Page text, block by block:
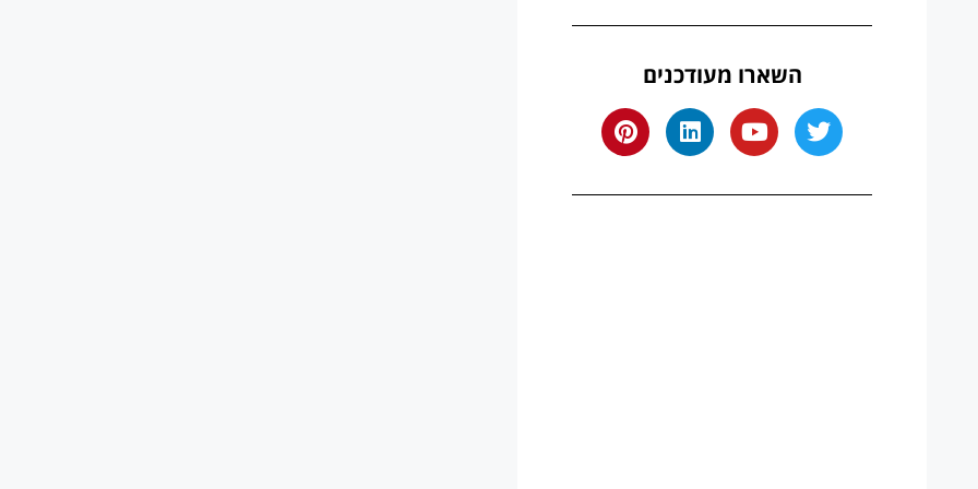
השארו מעודכנים